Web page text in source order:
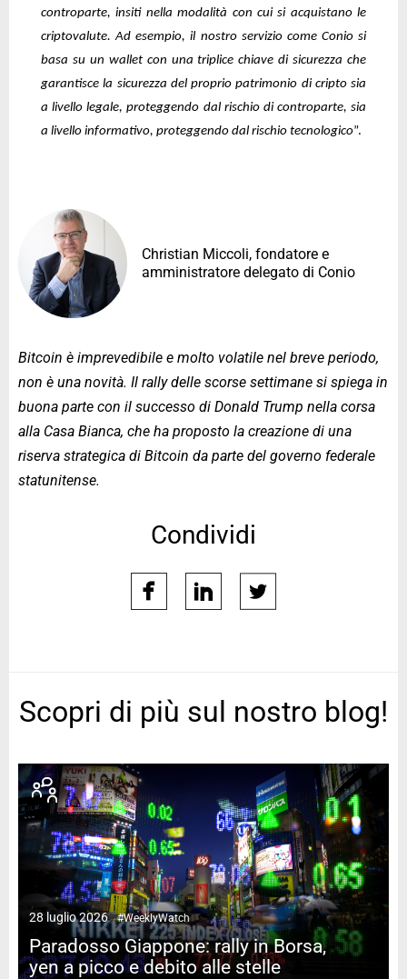
controparte, insiti nella modalità con cui si acquistano le
criptovalute. Ad esempio, il nostro servizio come Conio si
basa su un wallet con una triplice chiave di sicurezza che
garantisce la sicurezza del proprio patrimonio di cripto sia
a livello legale, proteggendo dal rischio di controparte, sia
a livello informativo, proteggendo dal rischio tecnologico”.
Christian Miccoli, fondatore e
amministratore delegato di Conio
Bitcoin è imprevedibile e molto volatile nel breve periodo,
non è una novità. Il rally delle scorse settimane si spiega in
buona parte con il successo di Donald Trump nella corsa
alla Casa Bianca, che ha proposto la creazione di una
riserva strategica di Bitcoin da parte del governo federale
statunitense.
Condividi
facebooklinkedin
Scopri di più sul nostro blog!
28 luglio 2026 #WeeklyWatch
Paradosso Giappone: rally in Borsa,
yen a picco e debito alle stelle